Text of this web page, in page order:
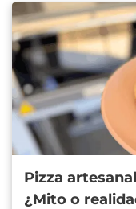
Pizza
¿Mito o